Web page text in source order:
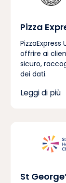
Pizza
PizzaExpress
offrire ai
sicuro,
dei dati.
Leggi di più
St